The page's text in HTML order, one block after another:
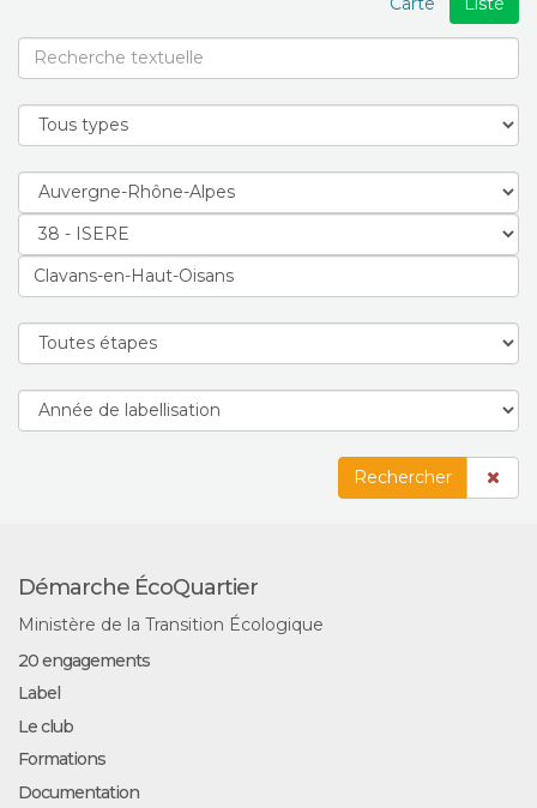
Rechercher
Démarche ÉcoQuartier
Ministère de la Transition Écologique
20 engagements
Label
Le club
Formations
Documentation